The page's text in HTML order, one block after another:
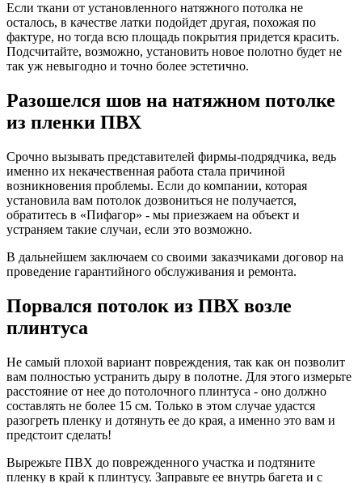
Если ткани от установленного натяжного потолка не
осталось, в качестве латки подойдет другая, похожая по
фактуре, но тогда всю площадь покрытия придется красить.
Подсчитайте, возможно, установить новое полотно будет не
так уж невыгодно и точно более эстетично.
Разошелся шов на натяжном потолке
из пленки ПВХ
Срочно вызывать представителей фирмы-подрядчика, ведь
именно их некачественная работа стала причиной
возникновения проблемы. Если до компании, которая
установила вам потолок дозвониться не получается,
обратитесь в «Пифагор» - мы приезжаем на объект и
устраняем такие случаи, если это возможно.
В дальнейшем заключаем со своими заказчиками договор на
проведение гарантийного обслуживания и ремонта.
Порвался потолок из ПВХ возле
плинтуса
Не самый плохой вариант повреждения, так как он позволит
вам полностью устранить дыру в полотне. Для этого измерьте
расстояние от нее до потолочного плинтуса - оно должно
составлять не более 15 см. Только в этом случае удастся
разогреть пленку и дотянуть ее до края, а именно это вам и
предстоит сделать!
Вырежьте ПВХ до поврежденного участка и подтяните
пленку в край к плинтусу. Заправьте ее внутрь багета и с